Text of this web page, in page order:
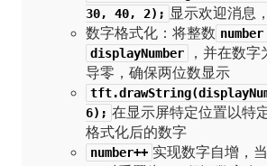
30, 40, 2); 显示欢迎消息
数字格式化：将整数 number
displayNumber
，并在数
导零，确保两位数显示
6); 在显示屏特定位置以特
格式化后的数字
number++ 实现数字自增，当